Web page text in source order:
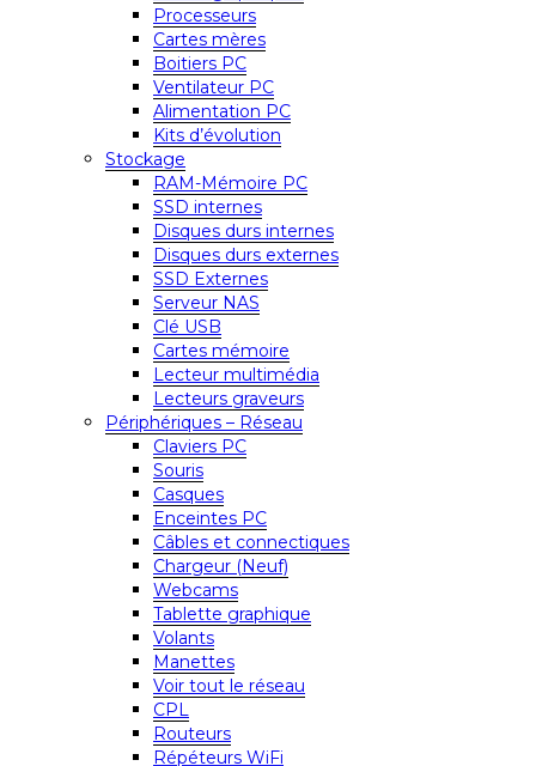
Processeurs
Cartes mères
Boitiers PC
Ventilateur PC
Alimentation PC
Kits d’évolution
Stockage
RAM-Mémoire PC
SSD internes
Disques durs internes
Disques durs externes
SSD Externes
Serveur NAS
Clé USB
Cartes mémoire
Lecteur multimédia
Lecteurs graveurs
Périphériques – Réseau
Claviers PC
Souris
Casques
Enceintes PC
Câbles et connectiques
Chargeur (Neuf)
Webcams
Tablette graphique
Volants
Manettes
Voir tout le réseau
CPL
Routeurs
Répéteurs WiFi